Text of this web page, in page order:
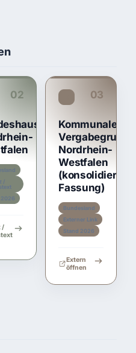
02
/
2026
/
03
Kommunale
Nordrhein-
Westfalen
(konsolidierte
Fassung)
Bundesland
Externer Link
Stand 2026
Extern
öffnen